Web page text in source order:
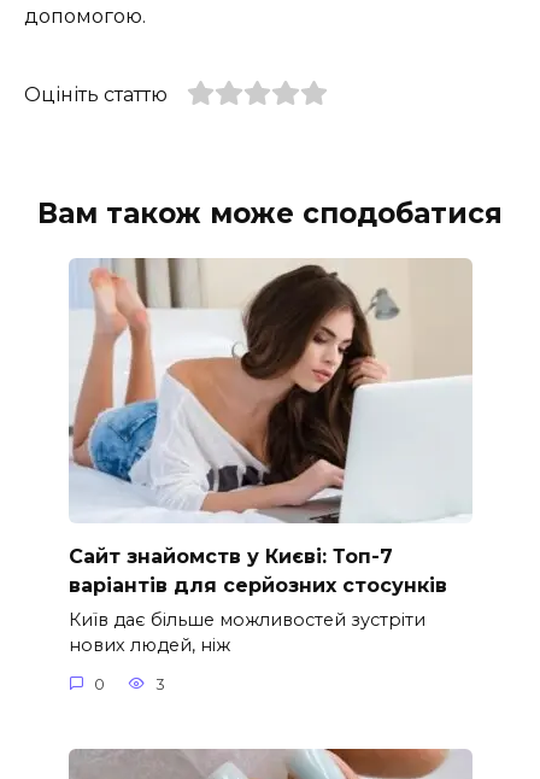
допомогою.
Оцініть статтю
Вам також може сподобатися
Сайт знайомств у Києві: Топ-7
варіантів для серйозних стосунків
Київ дає більше можливостей зустріти
нових людей, ніж
0 3